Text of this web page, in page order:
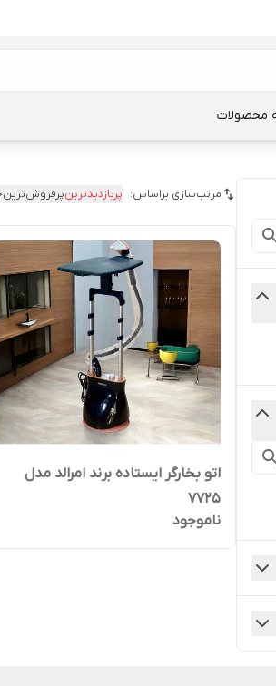
محصولات
مرتب‌سازی براساس: پربازدیدترینپرفروش‌ترین
اتو بخارگر ایستاده برند امرالد مدل
7725
ناموجود